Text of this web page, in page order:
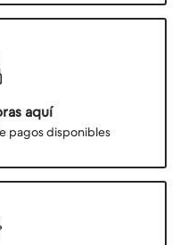
aquí
pagos disponibles